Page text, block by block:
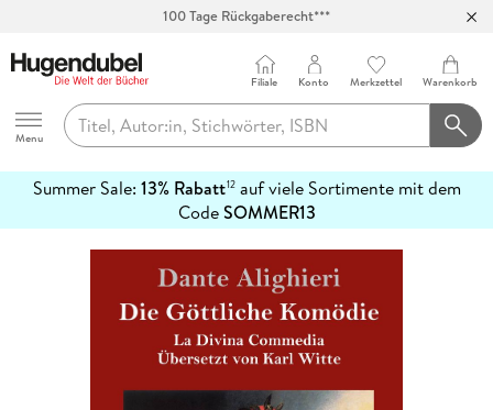
100 Tage Rückgaberecht***
Hugendubel
Menu
Filiale Konto Merkzettel Warenkorb
Summer Sale: 13% Rabatt12auf viele Sortimente mit dem
CodeSOMMER13
erfahren